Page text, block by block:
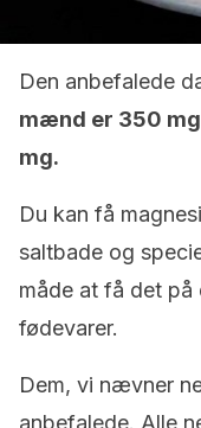
Den anbefalede
mænd er 350
mg.
Du kan få
saltbade og
måde at få det på
fødevarer.
Dem, vi nævner
anbefalede. Alle